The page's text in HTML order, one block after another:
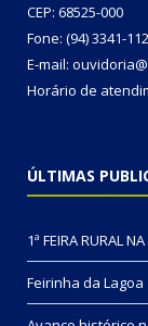
CEP: 68525-000
Fone: (94) 3341-
E-mail:
Horário de
ÚLTIMAS
1ª FEIRA RURAL
Feirinha da Lagoa